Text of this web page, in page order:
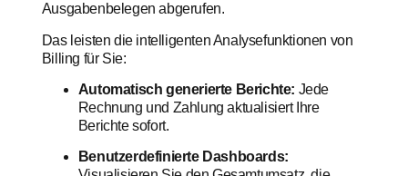
Ausgabenbelegen abgerufen.
Das leisten die intelligenten Analysefunktionen von
Billing für Sie:
Automatisch generierte Berichte: Jede
Rechnung und Zahlung aktualisiert Ihre
Berichte sofort.
Benutzerdefinierte Dashboards: